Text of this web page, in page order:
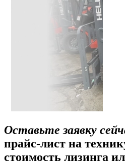
Оставьте заявку
прайс-лист на
стоимость лизинга